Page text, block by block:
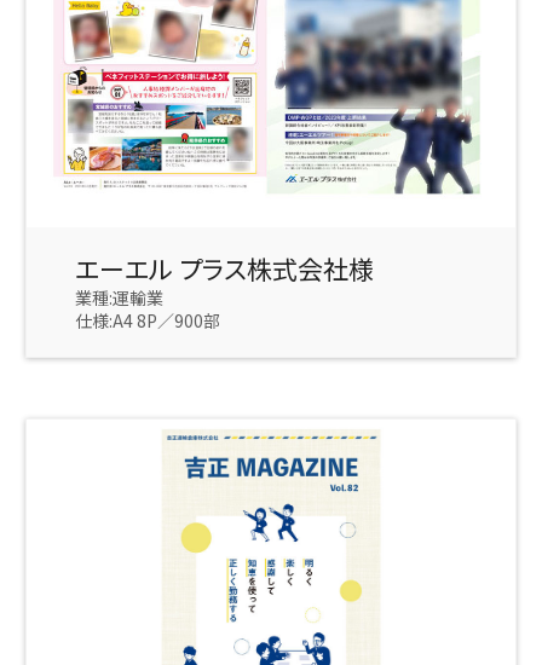
エーエル プラス株式会社様
業種:運輸業
仕様:A4 8P／900部